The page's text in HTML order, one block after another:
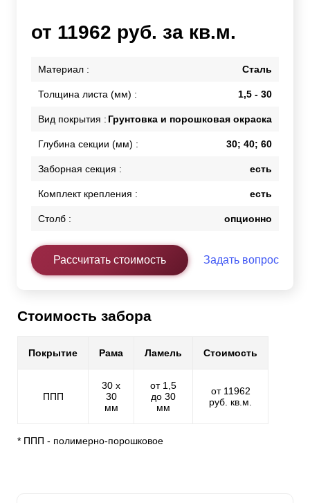
от 11962 руб. за кв.м.
Материал : Сталь
Толщина листа (мм) : 1,5 - 30
Вид покрытия : Грунтовка и порошковая окраска
Глубина секции (мм) : 30; 40; 60
Заборная секция : есть
Комплект крепления : есть
Столб : опционно
Рассчитать стоимость Задать вопрос
Стоимость забора
Покрытие Рама Ламель Стоимость
ППП
30 х
30
мм
от 1,5
до 30
мм
от 11962
руб. кв.м.
* ППП - полимерно-порошковое